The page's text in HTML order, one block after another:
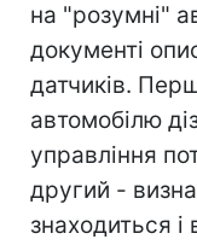
на "розумні"
документі
датчиків.
автомобілю
управління
другий -
знаходиться